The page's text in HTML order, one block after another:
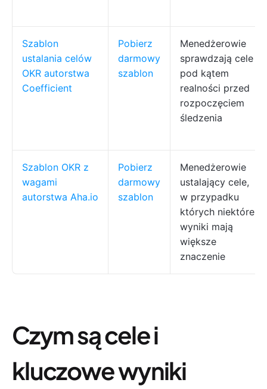
Szablon
ustalania celów
OKR autorstwa
Coefficient
Pobierz
darmowy
szablon
Menedżerowie
sprawdzają cele
pod kątem
realności przed
rozpoczęciem
śledzenia
Szablon OKR z
wagami
autorstwa Aha.io
Pobierz
darmowy
szablon
Menedżerowie
ustalający cele,
w przypadku
których niektóre
wyniki mają
większe
znaczenie
Czym są cele i
kluczowe wyniki